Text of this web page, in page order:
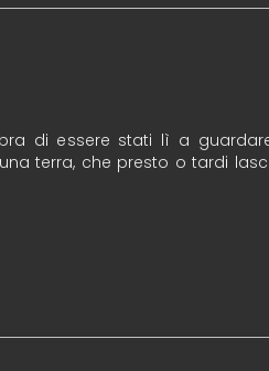
di essere stati lì a
terra, che presto o tardi